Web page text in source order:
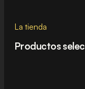
La tienda
Productos